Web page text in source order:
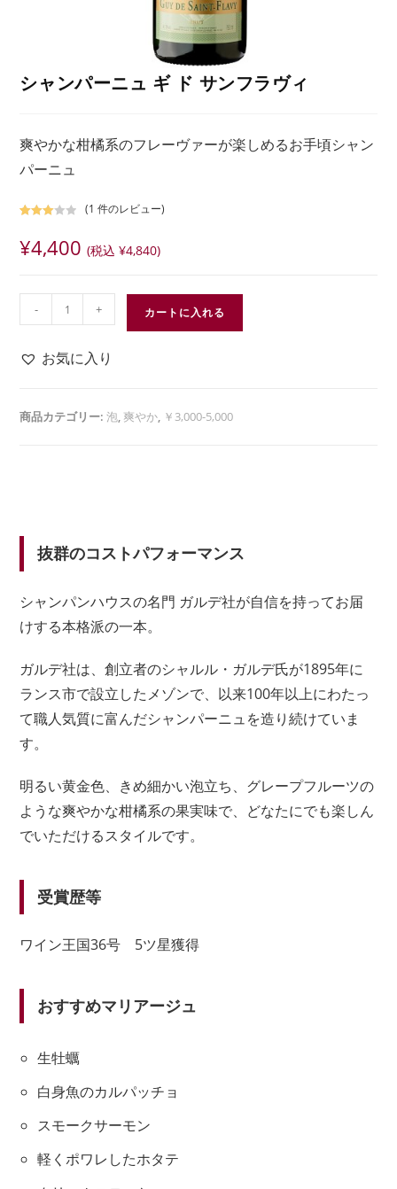
シャンパーニュ ギ ド サンフラヴィ
爽やかな柑橘系のフレーヴァーが楽しめるお手頃シャン
パーニュ
用者評
価に基
段階評
価のう
ち、
(1 件のレビュー)
¥4,400 (税込¥4,840)
- + カートに入れる
お気に入り
商品カテゴリー:泡, 爽やか, ￥3,000-5,000
抜群のコストパフォーマンス
シャンパンハウスの名門 ガルデ社が自信を持ってお届
けする本格派の一本。
ガルデ社は、創立者のシャルル・ガルデ氏が1895年に
ランス市で設立したメゾンで、以来100年以上にわたっ
て職人気質に富んだシャンパーニュを造り続けていま
す。
明るい黄金色、きめ細かい泡立ち、グレープフルーツの
ような爽やかな柑橘系の果実味で、どなたにでも楽しん
でいただけるスタイルです。
受賞歴等
ワイン王国36号 5ツ星獲得
おすすめマリアージュ
生牡蠣
白身魚のカルパッチョ
スモークサーモン
軽くポワレしたホタテ